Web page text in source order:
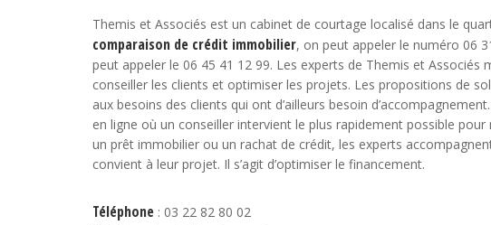
Themis et Associés est un cabinet de courtage localisé dans le
comparaison de crédit immobilier, on peut appeler le numéro 06
peut appeler le 06 45 41 12 99. Les experts de Themis et
conseiller les clients et optimiser les projets. Les propositions de
aux besoins des clients qui ont d’ailleurs besoin
en ligne où un conseiller intervient le plus rapidement possible
un prêt immobilier ou un rachat de crédit, les experts
convient à leur projet. Il s’agit d’optimiser le financement.
Téléphone : 03 22 82 80 02